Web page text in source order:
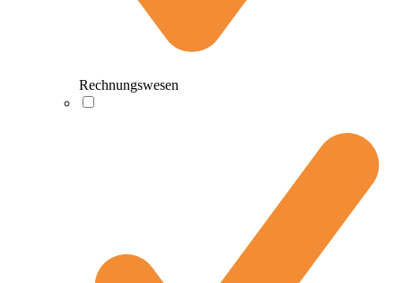
Rechnungswesen